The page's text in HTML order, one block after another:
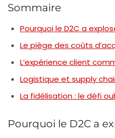
Sommaire
Pourquoi le D2C a
Le piège des coûts
L’expérience client
Logistique et supply
La fidélisation : le défi
Pourquoi le D2C a